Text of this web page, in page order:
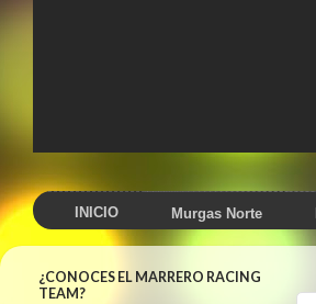
INICIO Murgas Norte
¿CONOCES EL MARRERO RACING
TEAM?